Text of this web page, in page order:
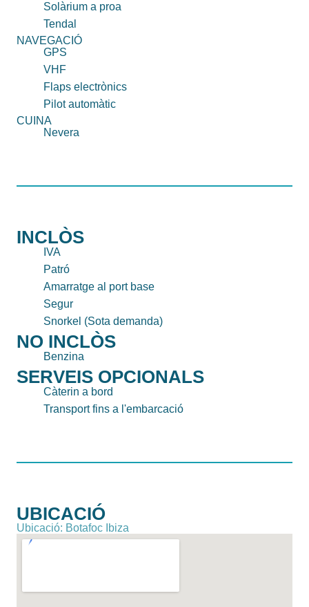
Solàrium a proa
Tendal
NAVEGACIÓ
GPS
VHF
Flaps electrònics
Pilot automàtic
CUINA
Nevera
INCLÒS
IVA
Patró
Amarratge al port base
Segur
Snorkel (Sota demanda)
NO INCLÒS
Benzina
SERVEIS OPCIONALS
Càterin a bord
Transport fins a l'embarcació
UBICACIÓ
Ubicació: Botafoc Ibiza